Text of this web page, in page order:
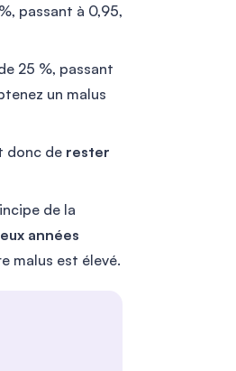
passant à 0,95,
25 %, passant
un malus
donc de rester
de la
années
malus est élevé.